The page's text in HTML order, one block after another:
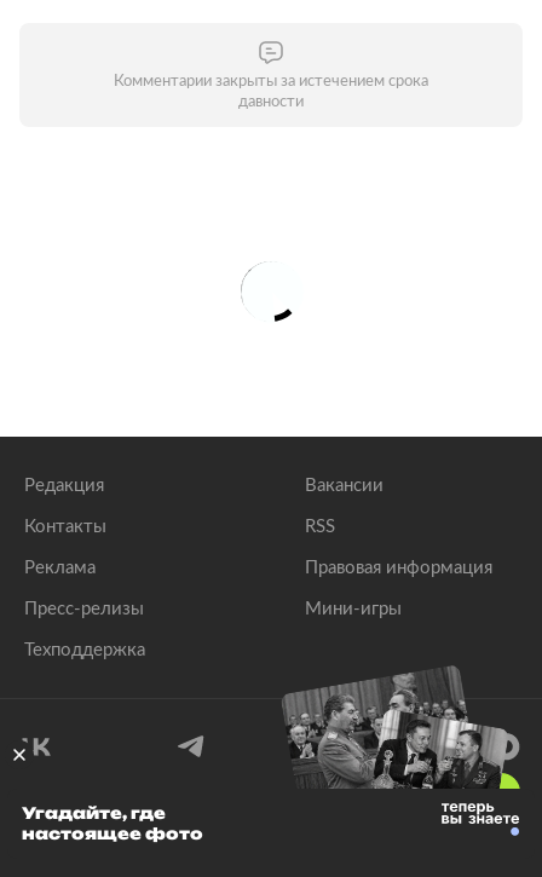
Комментарии закрыты за истечением срока
давности
Редакция
Контакты
Реклама
Пресс-релизы
Техподдержка
Вакансии
RSS
Правовая информация
Мини-игры
© 1999–2026 Все права защищены.
Угадайте, где
настоящее фото